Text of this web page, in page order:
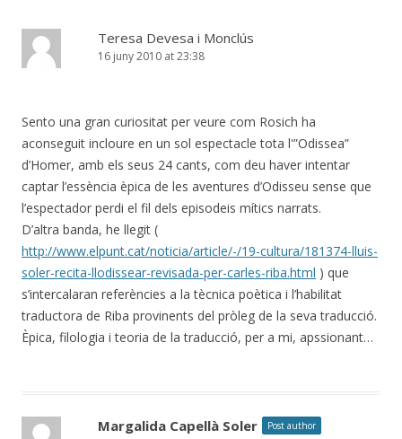
Teresa Devesa i Monclús
16 juny 2010 at 23:38
Sento una gran curiositat per veure com Rosich ha
aconseguit incloure en un sol espectacle tota l'”Odissea”
d’Homer, amb els seus 24 cants, com deu haver intentar
captar l’essència èpica de les aventures d’Odisseu sense que
l’espectador perdi el fil dels episodeis mítics narrats.
D’altra banda, he llegit (
http://www.elpunt.cat/noticia/article/-/19-cultura/181374-lluis-
soler-recita-llodissear-revisada-per-carles-riba.html ) que
s’intercalaran referències a la tècnica poètica i l’habilitat
traductora de Riba provinents del pròleg de la seva traducció.
Èpica, filologia i teoria de la traducció, per a mi, apssionant…
Margalida Capellà Soler Post author